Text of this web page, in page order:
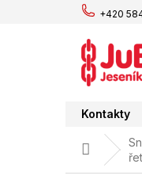
+420
Kontakty
Domů